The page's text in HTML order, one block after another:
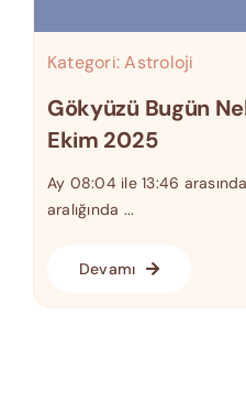
Kategori:Astroloji
Gökyüzü Bugün
Ekim 2025
Ay 08:04 ile 13:46
aralığında ...
Devamı